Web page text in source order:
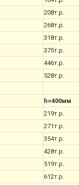
208т.р.
268т.р.
318т.р.
375т.р.
446т.р.
528т.р.
h=400мм
219т.р.
271т.р.
354т.р.
428т.р.
519т.р.
612т.р.